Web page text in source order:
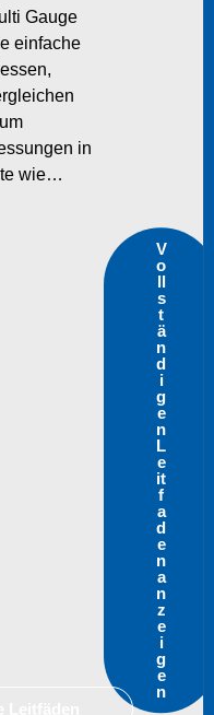
Gauge
einfache
in
wie…
V
o
ll
s
t
ä
n
d
i
g
e
n
L
e
it
f
a
d
e
n
a
n
z
e
i
g
e
n